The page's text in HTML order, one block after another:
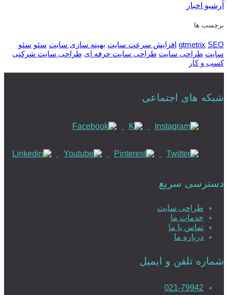
آرشیو اخبار
برچسب ها
gtmetrix SEO افزایش سرعت سایت بهینه سازی سایت سئو سئو
سایت طراحی سایت طراحی سایت حرفه ای طراحی سایت شرکتی
کسب و کار
شبکه های اجتماعی
دسترسی سریع
طراحی سایت
خدمات ما
تماس با ما
درباره ما
شماره تلفن و ایمیل
021-79942